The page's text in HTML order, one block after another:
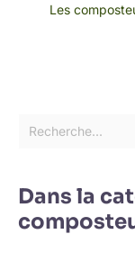
Les
Dans la